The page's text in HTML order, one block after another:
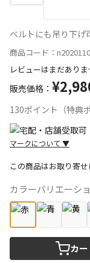
ベルトにも吊り下げ
商品コード：
レビューはまだあり
販売価格：
130ポイント（特典
マークについて ▼
宅配や店
店舗のみ
できませ
※同時購
この商品はお取り寄せ
カラーバリエーシ
カ